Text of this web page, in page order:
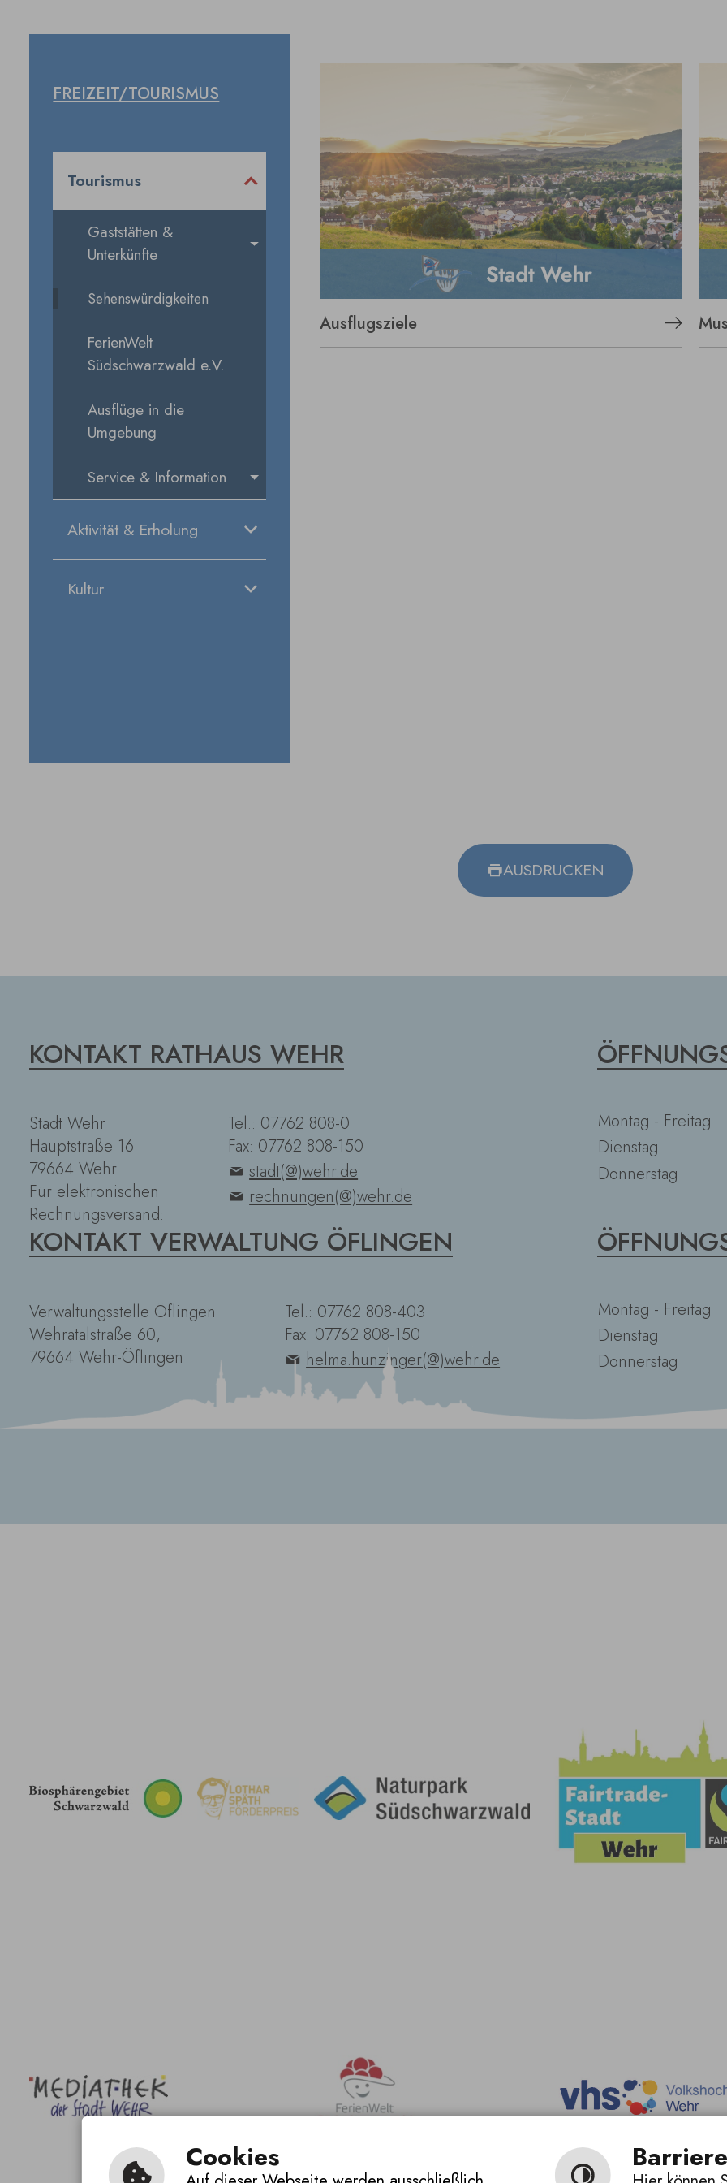
Ausflugsziele
FREIZEIT/TOURISMUS
Tourismus
Gaststätten &
Unterkünfte
Sehenswürdigkeiten
FerienWelt
Südschwarzwald e.V.
Ausflüge in die
Umgebung
Service & Information
Aktivität & Erholung
Kultur
AUSDRUCKEN
KONTAKT RATHAUS WEHR
Stadt Wehr
Hauptstraße 16
79664 Wehr
Für elektronischen
Rechnungsversand:
Tel.: 07762 808-0
Fax: 07762 808-150
stadt(@)wehr.de
rechnungen(@)wehr.de
Montag - Freitag
Dienstag
Donnerstag
KONTAKT VERWALTUNG ÖFLINGEN
Verwaltungsstelle Öflingen
Wehratalstraße 60,
79664 Wehr-Öflingen
Tel.: 07762 808-403
Fax: 07762 808-150
helma.hunzinger(@)wehr.de
Montag - Freitag
Dienstag
Donnerstag
Cookies